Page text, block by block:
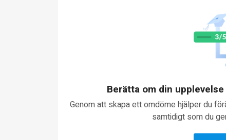
Berätta om din
Genom att skapa ett omdöme hjälper du
samtidigt som du